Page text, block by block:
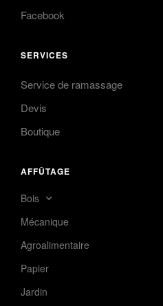
Facebook
SERVICES
Service de ramassage
Devis
Boutique
AFFÛTAGE
Bois
Mécanique
Agroalimentaire
Papier
Jardin